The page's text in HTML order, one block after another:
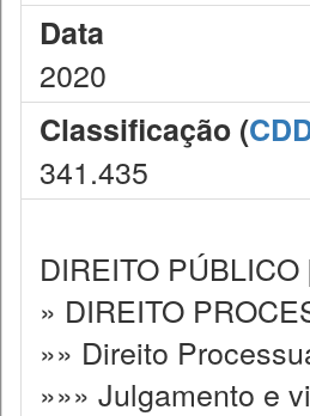
Data
2020
Classificação (
341.435
DIREITO PÚBLICO
» DIREITO
»» Direito
»»» Julgamento e